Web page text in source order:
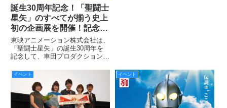
誕生30周年記念！「聖闘士
星矢」のすべてが揃う史上
初の企画展を開催！記念イ
ラストが6/16発売の週刊少
年チャンピオンにて付録ポ
スターに！
東映アニメーション株式会社は、
「聖闘士星矢」の誕生30周年を
記念して、車田プロダクションと
年展 Complete Works of Saint
Seiya」を、6月18日（土）～29
日（水）の12日間、秋葉
イベント イベント